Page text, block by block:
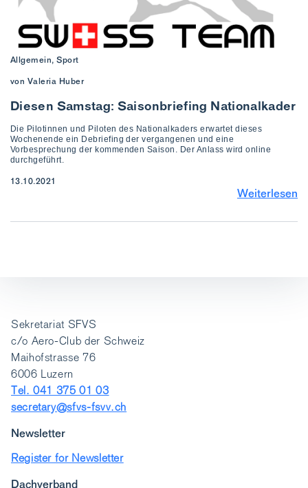
Allgemein, Sport
von Valeria Huber
Diesen Samstag: Saisonbriefing Nationalkader
Die Pilotinnen und Piloten des Nationalkaders erwartet dieses
Wochenende ein Debriefing der vergangenen und eine
Vorbesprechung der kommenden Saison. Der Anlass wird online
durchgeführt.
13.10.2021
Weiterlesen
Sekretariat SFVS
c/o Aero-Club der Schweiz
Maihofstrasse 76
6006 Luzern
Tel. 041 375 01 03
secretary@sfvs-fsvv.ch
Newsletter
Register for Newsletter
Dachverband